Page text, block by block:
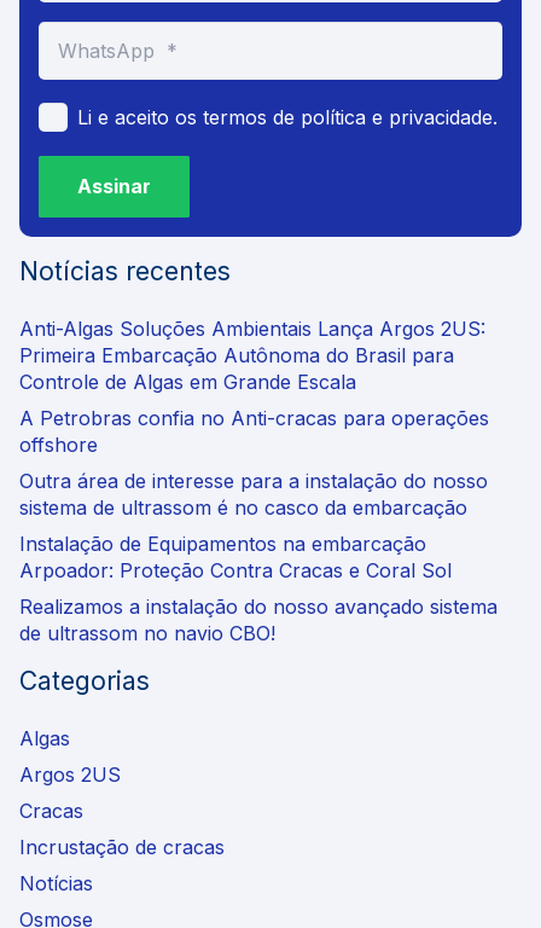
Li e aceito os termos de política e privacidade.
Assinar
Notícias recentes
Anti-Algas Soluções Ambientais Lança Argos 2US:
Primeira Embarcação Autônoma do Brasil para
Controle de Algas em Grande Escala
A Petrobras confia no Anti-cracas para operações
offshore
Outra área de interesse para a instalação do nosso
sistema de ultrassom é no casco da embarcação
Instalação de Equipamentos na embarcação
Arpoador: Proteção Contra Cracas e Coral Sol
Realizamos a instalação do nosso avançado sistema
de ultrassom no navio CBO!
Categorias
Algas
Argos 2US
Cracas
Incrustação de cracas
Notícias
Osmose